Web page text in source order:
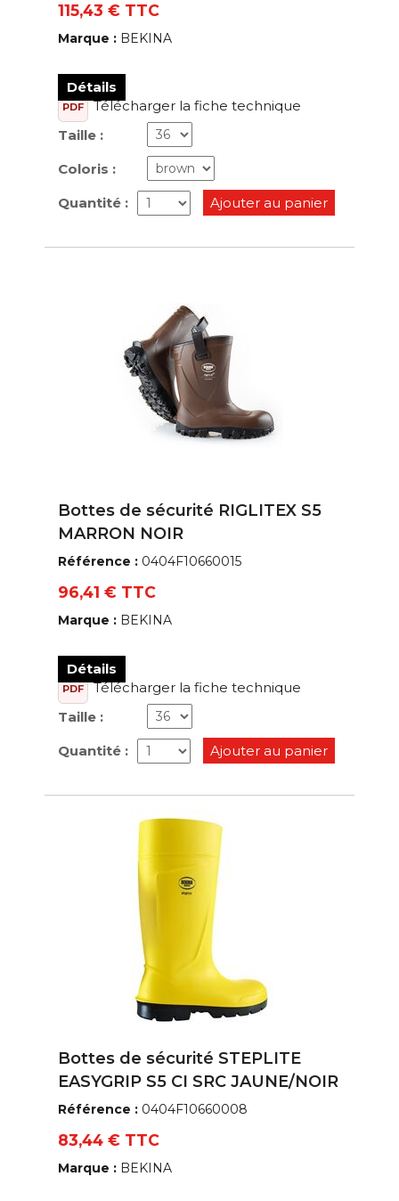
115,43 € TTC
Marque : BEKINA
Détails
PDF
Télécharger la fiche technique
Taille :
Coloris :
Quantité : Ajouter au panier
Bottes de sécurité RIGLITEX S5
MARRON NOIR
Référence : 0404F10660015
96,41 € TTC
Marque : BEKINA
Détails
PDF
Télécharger la fiche technique
Taille :
Quantité : Ajouter au panier
Bottes de sécurité STEPLITE
EASYGRIP S5 CI SRC JAUNE/NOIR
Référence : 0404F10660008
83,44 € TTC
Marque : BEKINA